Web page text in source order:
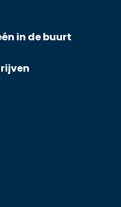
in de buurt